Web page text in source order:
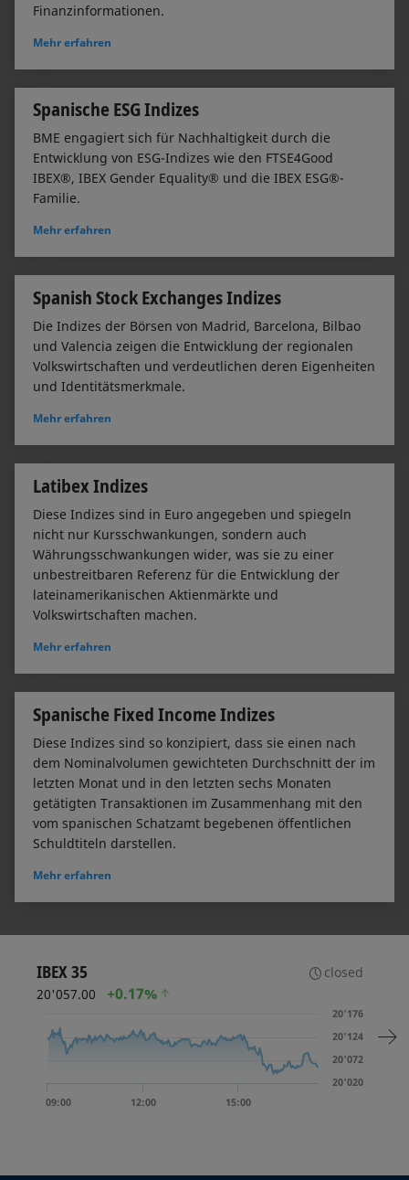
Finanzinformationen.
Mehr erfahren
Spanische ESG Indizes
BME engagiert sich für Nachhaltigkeit durch die
Entwicklung von ESG-Indizes wie den FTSE4Good
IBEX®, IBEX Gender Equality® und die IBEX ESG®-
Familie.
Mehr erfahren
Spanish Stock Exchanges Indizes
Die Indizes der Börsen von Madrid, Barcelona, Bilbao
und Valencia zeigen die Entwicklung der regionalen
Volkswirtschaften und verdeutlichen deren Eigenheiten
und Identitätsmerkmale.
Mehr erfahren
Latibex Indizes
Diese Indizes sind in Euro angegeben und spiegeln
nicht nur Kursschwankungen, sondern auch
Währungsschwankungen wider, was sie zu einer
unbestreitbaren Referenz für die Entwicklung der
lateinamerikanischen Aktienmärkte und
Volkswirtschaften machen.
Mehr erfahren
Spanische Fixed Income Indizes
Diese Indizes sind so konzipiert, dass sie einen nach
dem Nominalvolumen gewichteten Durchschnitt der im
letzten Monat und in den letzten sechs Monaten
getätigten Transaktionen im Zusammenhang mit den
vom spanischen Schatzamt begebenen öffentlichen
Schuldtiteln darstellen.
Mehr erfahren
closed
IBEX 35
20'057.00 +0.17%
12:00
09:00 15:00
20'020
20'072
20'124
20'176